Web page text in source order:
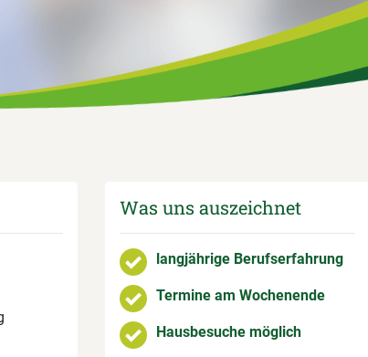
Was uns auszeichnet
langjährige Berufserfahrung
Termine am Wochenende
Hausbesuche möglich